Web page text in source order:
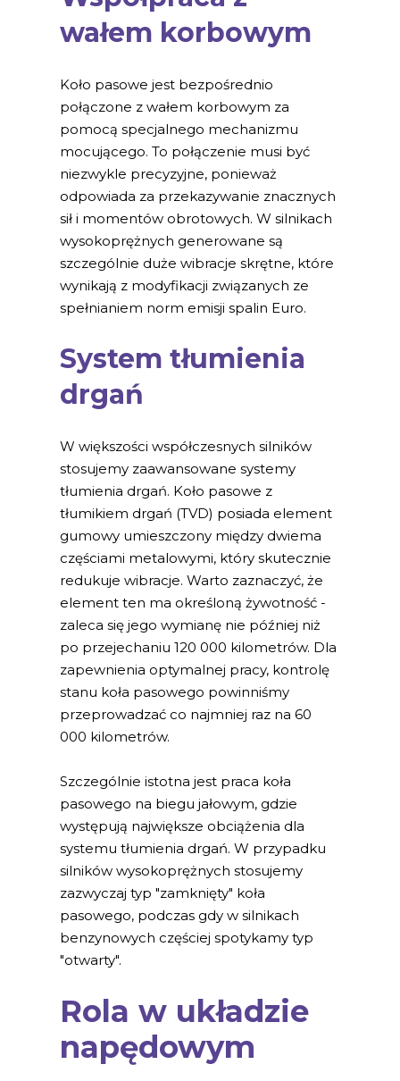
wałem korbowym
Koło pasowe jest bezpośrednio
połączone z wałem korbowym za
pomocą specjalnego mechanizmu
mocującego. To połączenie musi być
niezwykle precyzyjne, ponieważ
odpowiada za przekazywanie znacznych
sił i momentów obrotowych. W silnikach
wysokoprężnych generowane są
szczególnie duże wibracje skrętne, które
wynikają z modyfikacji związanych ze
spełnianiem norm emisji spalin Euro.
System tłumienia
drgań
W większości współczesnych silników
stosujemy zaawansowane systemy
tłumienia drgań. Koło pasowe z
tłumikiem drgań (TVD) posiada element
gumowy umieszczony między dwiema
częściami metalowymi, który skutecznie
redukuje wibracje. Warto zaznaczyć, że
element ten ma określoną żywotność -
zaleca się jego wymianę nie później niż
po przejechaniu 120 000 kilometrów. Dla
zapewnienia optymalnej pracy, kontrolę
stanu koła pasowego powinniśmy
przeprowadzać co najmniej raz na 60
000 kilometrów.
Szczególnie istotna jest praca koła
pasowego na biegu jałowym, gdzie
występują największe obciążenia dla
systemu tłumienia drgań. W przypadku
silników wysokoprężnych stosujemy
zazwyczaj typ "zamknięty" koła
pasowego, podczas gdy w silnikach
benzynowych częściej spotykamy typ
"otwarty".
Rola w układzie
napędowym